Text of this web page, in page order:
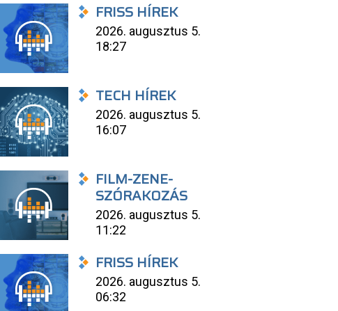
FRISS HÍREK
2026. augusztus 5.
18:27
TECH HÍREK
2026. augusztus 5.
16:07
FILM-ZENE-
SZÓRAKOZÁS
2026. augusztus 5.
11:22
FRISS HÍREK
2026. augusztus 5.
06:32